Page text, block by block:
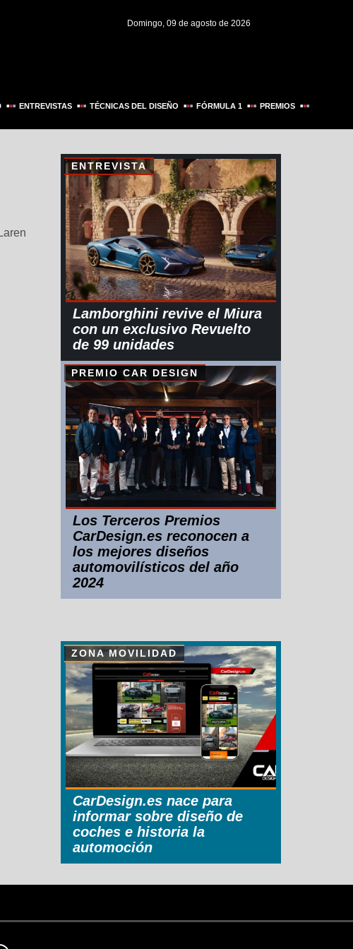
Domingo, 09 de agosto de 2026
ENTREVISTAS TÉCNICAS DEL DISEÑO FÓRMULA 1
PREMIOS
ENTREVISTA
Lamborghini revive el Miura
con un exclusivo Revuelto
de 99 unidades
PREMIO CAR DESIGN
Los Terceros Premios
CarDesign.es reconocen a
los mejores diseños
automovilísticos del año
2024
ZONA MOVILIDAD
CarDesign.es nace para
informar sobre diseño de
coches e historia la
automoción